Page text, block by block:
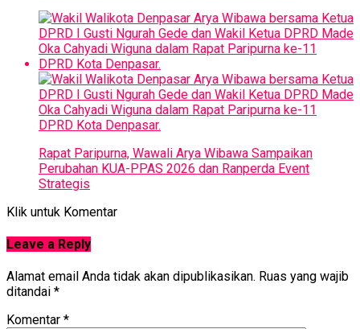
Rapat Paripurna, Wawali Arya Wibawa Sampaikan
Perubahan KUA-PPAS 2026 dan Ranperda Event
Strategis
Klik untuk Komentar
Leave a Reply
Alamat email Anda tidak akan dipublikasikan. Ruas yang wajib
ditandai *
Komentar *